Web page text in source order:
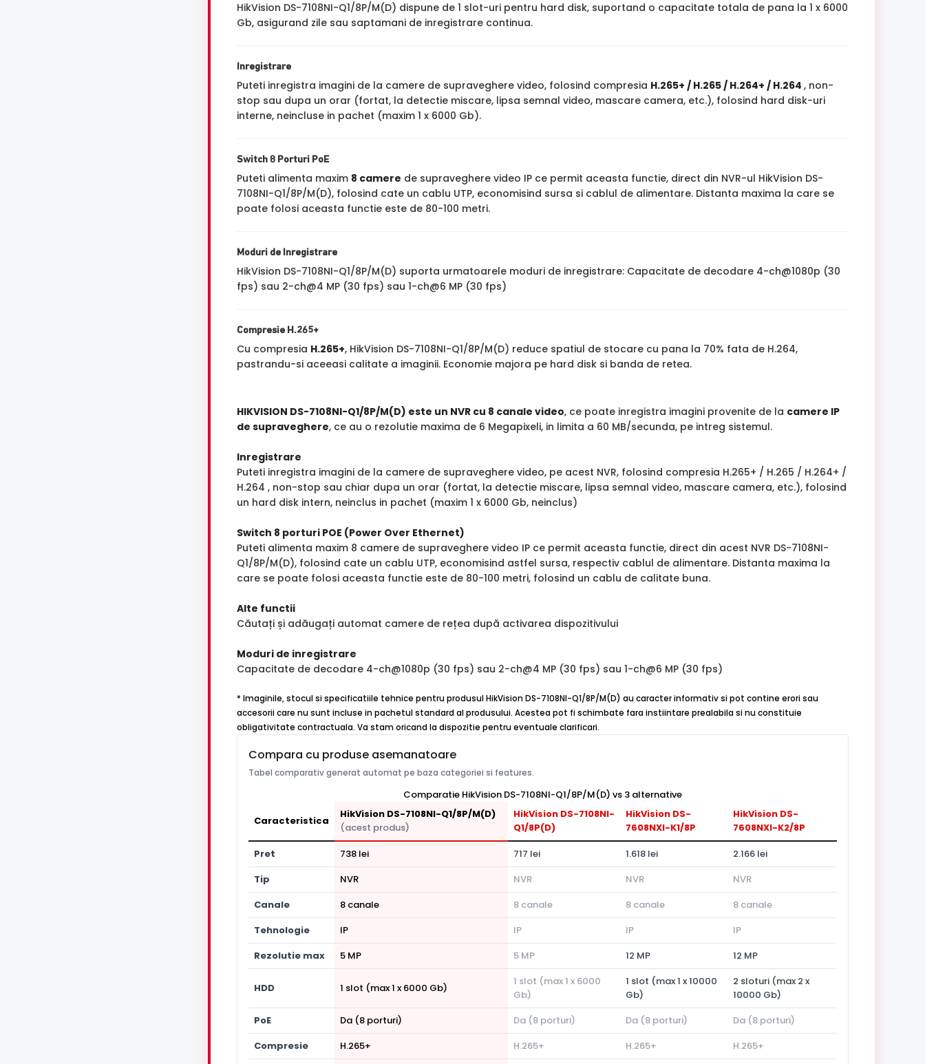
HikVision DS-7108NI-Q1/8P/M(D) dispune de 1 slot-uri pentru hard disk, suportand o capacitate totala de pana la 1 x 6000
Gb, asigurand zile sau saptamani de inregistrare continua.
Inregistrare
Puteti inregistra imagini de la camere de supraveghere video, folosind compresia H.265+ / H.265 / H.264+ / H.264 , non-
stop sau dupa un orar (fortat, la detectie miscare, lipsa semnal video, mascare camera, etc.), folosind hard disk-uri
interne, neincluse in pachet (maxim 1 x 6000 Gb).
Switch 8 Porturi PoE
Puteti alimenta maxim 8 camere de supraveghere video IP ce permit aceasta functie, direct din NVR-ul HikVision DS-
7108NI-Q1/8P/M(D), folosind cate un cablu UTP, economisind sursa si cablul de alimentare. Distanta maxima la care se
poate folosi aceasta functie este de 80-100 metri.
Moduri de Inregistrare
HikVision DS-7108NI-Q1/8P/M(D) suporta urmatoarele moduri de inregistrare: Capacitate de decodare 4-ch@1080p (30
fps) sau 2-ch@4 MP (30 fps) sau 1-ch@6 MP (30 fps)
Compresie H.265+
Cu compresia H.265+, HikVision DS-7108NI-Q1/8P/M(D) reduce spatiul de stocare cu pana la 70% fata de H.264,
pastrandu-si aceeasi calitate a imaginii. Economie majora pe hard disk si banda de retea.
HIKVISION DS-7108NI-Q1/8P/M(D) este un NVR cu 8 canale video, ce poate inregistra imagini provenite de la camere IP
de supraveghere, ce au o rezolutie maxima de 6 Megapixeli, in limita a 60 MB/secunda, pe intreg sistemul.
Inregistrare
Puteti inregistra imagini de la camere de supraveghere video, pe acest NVR, folosind compresia H.265+ / H.265 / H.264+ /
H.264 , non-stop sau chiar dupa un orar (fortat, la detectie miscare, lipsa semnal video, mascare camera, etc.), folosind
un hard disk intern, neinclus in pachet (maxim 1 x 6000 Gb, neinclus)
Switch 8 porturi POE (Power Over Ethernet)
Puteti alimenta maxim 8 camere de supraveghere video IP ce permit aceasta functie, direct din acest NVR DS-7108NI-
Q1/8P/M(D), folosind cate un cablu UTP, economisind astfel sursa, respectiv cablul de alimentare. Distanta maxima la
care se poate folosi aceasta functie este de 80-100 metri, folosind un cablu de calitate buna.
Alte functii
Căutați și adăugați automat camere de rețea după activarea dispozitivului
Moduri de inregistrare
Capacitate de decodare 4-ch@1080p (30 fps) sau 2-ch@4 MP (30 fps) sau 1-ch@6 MP (30 fps)
* Imaginile, stocul si specificatiile tehnice pentru produsul HikVision DS-7108NI-Q1/8P/M(D) au caracter informativ si pot contine erori sau
accesorii care nu sunt incluse in pachetul standard al produsului. Acestea pot fi schimbate fara instiintare prealabila si nu constituie
obligativitate contractuala. Va stam oricand la dispozitie pentru eventuale clarificari.
Compara cu produse asemanatoare
Tabel comparativ generat automat pe baza categoriei si features.
Comparatie HikVision DS-7108NI-Q1/8P/M(D) vs 3 alternative
Caracteristica
HikVision DS-7108NI-Q1/8P/M(D)
(acest produs)
HikVision DS-7108NI-
Q1/8P(D)
HikVision DS-
7608NXI-K1/8P
HikVision DS-
7608NXI-K2/8P
Pret
738 lei 717 lei 1.618 lei
2.166 lei
Tip
NVR NVR NVR
NVR
Canale
8 canale 8 canale 8 canale
8 canale
Tehnologie
IP IP IP
IP
Rezolutie max
5 MP 5 MP 12 MP 12 MP
HDD 1 slot (max 1 x 6000 Gb)
1 slot (max 1 x 6000
Gb)
1 slot (max 1 x 10000
Gb)
2 sloturi (max 2 x
10000 Gb)
PoE
Da (8 porturi) Da (8 porturi) Da (8 porturi)
Da (8 porturi)
Compresie
H.265+ H.265+ H.265+ H.265+